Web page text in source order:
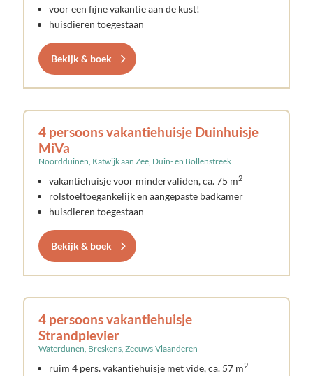
voor een fijne vakantie aan de kust!
huisdieren toegestaan
Bekijk & boek
4 persoons vakantiehuisje Duinhuisje
MiVa
Noordduinen, Katwijk aan Zee, Duin- en Bollenstreek
vakantiehuisje voor mindervaliden, ca. 75 m2
rolstoeltoegankelijk en aangepaste badkamer
huisdieren toegestaan
Bekijk & boek
4 persoons vakantiehuisje
Strandplevier
Waterdunen, Breskens, Zeeuws-Vlaanderen
ruim 4 pers. vakantiehuisje met vide, ca. 57 m2